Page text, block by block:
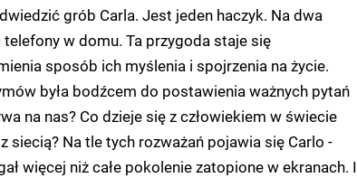
grób Carla. Jest jeden haczyk. Na dwa
w domu. Ta przygoda staje się
sposób ich myślenia i spojrzenia na życie.
była bodźcem do postawienia ważnych pytań
na nas? Co dzieje się z człowiekiem w świecie
siecią? Na tle tych rozważań pojawia się Carlo -
więcej niż całe pokolenie zatopione w ekranach. I